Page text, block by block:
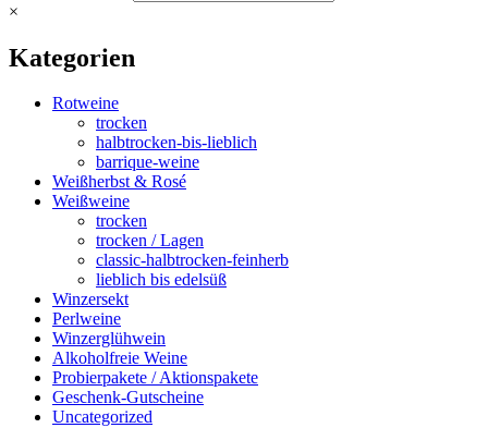
×
Kategorien
Rotweine
trocken
halbtrocken-bis-lieblich
barrique-weine
Weißherbst & Rosé
Weißweine
trocken
trocken / Lagen
classic-halbtrocken-feinherb
lieblich bis edelsüß
Winzersekt
Perlweine
Winzerglühwein
Alkoholfreie Weine
Probierpakete / Aktionspakete
Geschenk-Gutscheine
Uncategorized